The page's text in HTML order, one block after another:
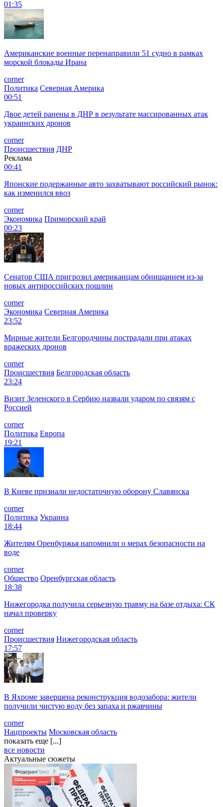
01:35
Американские военные перенаправили 51 судно в рамках
морской блокады Ирана
corner
Политика Северная Америка
00:51
Двое детей ранены в ДНР в результате массированных атак
украинских дронов
corner
Происшествия ДНР
Реклама
00:41
Японские подержанные авто захватывают российский рынок:
как изменился ввоз
corner
Экономика Приморский край
00:23
Сенатор США пригрозил американцам обнищанием из-за
новых антироссийских пошлин
corner
Экономика Северная Америка
23:52
Мирные жители Белгородчины пострадали при атаках
вражеских дронов
corner
Происшествия Белгородская область
23:24
Визит Зеленского в Сербию назвали ударом по связям с
Россией
corner
Политика Европа
19:21
В Киеве признали недостаточную оборону Славянска
corner
Политика Украина
18:44
Жителям Оренбуржья напомнили о мерах безопасности на
воде
corner
Общество Оренбургская область
18:38
Нижегородка получила серьезную травму на базе отдыха: СК
начал проверку
corner
Происшествия Нижегородская область
17:57
В Яхроме завершена реконструкция водозабора: жители
получили чистую воду без запаха и ржавчины
corner
Нацпроекты Московская область
показать еще [...]
все новости
Актуальные сюжеты